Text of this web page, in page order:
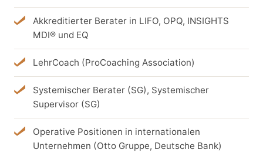
Akkreditierter Berater in LIFO, OPQ, INSIGHTS
MDI® und EQ
LehrCoach (ProCoaching Association)
Systemischer Berater (SG), Systemischer
Supervisor (SG)
Operative Positionen in internationalen
Unternehmen (Otto Gruppe, Deutsche Bank)